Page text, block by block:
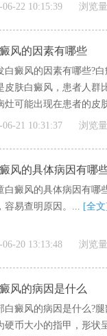
06-22 10:15:39 浏览
风的因素有哪些
白癜风的因素有哪些?
皮肤白癜风，患者人群
灶可能出现在患者的皮
06-21 10:31:37 浏览
风的具体病因有哪
白癜风的具体病因有哪
容易查明原因。... [全
06-20 13:13:48 浏览
风的病因是什么
白癜风的病因是什么?
硬币大小的指甲，形状